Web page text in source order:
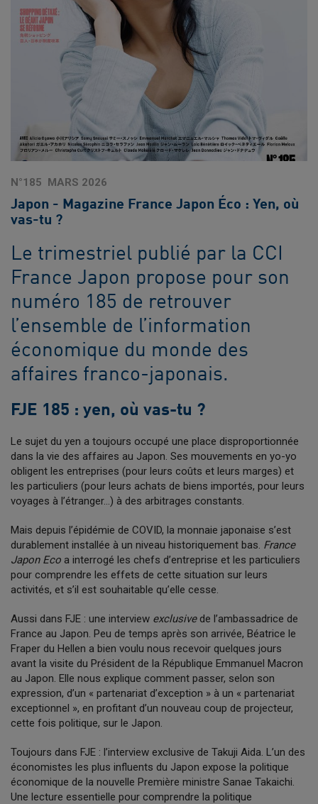
N°185 MARS 2026
Japon - Magazine France Japon Éco : Yen, où
vas-tu ?
Le trimestriel publié par la CCI
France Japon propose pour son
numéro 185 de retrouver
l’ensemble de l’information
économique du monde des
affaires franco-japonais.
FJE 185 : yen, où vas-tu ?
Le sujet du yen a toujours occupé une place disproportionnée
dans la vie des affaires au Japon. Ses mouvements en yo-yo
obligent les entreprises (pour leurs coûts et leurs marges) et
les particuliers (pour leurs achats de biens importés, pour leurs
voyages à l’étranger…) à des arbitrages constants.
Mais depuis l’épidémie de COVID, la monnaie japonaise s’est
durablement installée à un niveau historiquement bas. France
Japon Eco a interrogé les chefs d’entreprise et les particuliers
pour comprendre les effets de cette situation sur leurs
activités, et s’il est souhaitable qu’elle cesse.
Aussi dans FJE : une interview exclusivede l’ambassadrice de
France au Japon. Peu de temps après son arrivée, Béatrice le
Fraper du Hellen a bien voulu nous recevoir quelques jours
avant la visite du Président de la République Emmanuel Macron
au Japon. Elle nous explique comment passer, selon son
expression, d’un « partenariat d’exception » à un « partenariat
exceptionnel », en profitant d’un nouveau coup de projecteur,
cette fois politique, sur le Japon.
Toujours dans FJE : l’interview exclusive de Takuji Aida. L’un des
économistes les plus influents du Japon expose la politique
économique de la nouvelle Première ministre Sanae Takaichi.
Une lecture essentielle pour comprendre la politique